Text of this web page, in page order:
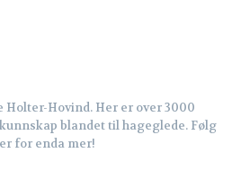
Holter-Hovind. Her er over 3000
blandet til hageglede. Følg
for enda mer!